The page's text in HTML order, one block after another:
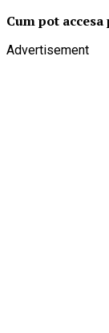
Cum pot
Advertisement